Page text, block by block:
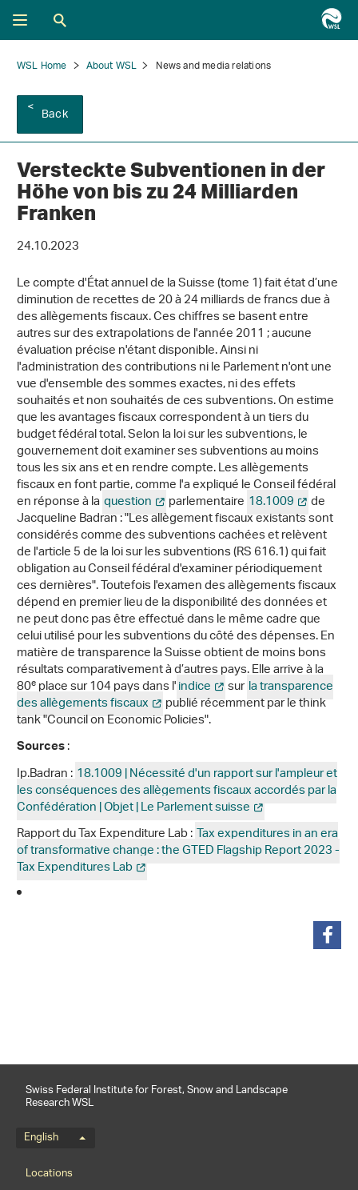
WSL Home About WSL News and media relations
Back
Versteckte Subventionen in der
Höhe von bis zu 24 Milliarden
Franken
24.10.2023
Le compte d'État annuel de la Suisse (tome 1) fait état d’une
diminution de recettes de 20 à 24 milliards de francs due à
des allègements fiscaux. Ces chiffres se basent entre
autres sur des extrapolations de l'année 2011 ; aucune
évaluation précise n'étant disponible. Ainsi ni
l'administration des contributions ni le Parlement n'ont une
vue d'ensemble des sommes exactes, ni des effets
souhaités et non souhaités de ces subventions. On estime
que les avantages fiscaux correspondent à un tiers du
budget fédéral total. Selon la loi sur les subventions, le
gouvernement doit examiner ses subventions au moins
tous les six ans et en rendre compte. Les allègements
fiscaux en font partie, comme l'a expliqué le Conseil fédéral
en réponse à laquestion parlementaire 18.1009 de
Jacqueline Badran : "Les allègement fiscaux existants sont
considérés comme des subventions cachées et relèvent
de l'article 5 de la loi sur les subventions (RS 616.1) qui fait
obligation au Conseil fédéral d'examiner périodiquement
ces dernières". Toutefois l'examen des allègements fiscaux
dépend en premier lieu de la disponibilité des données et
ne peut donc pas être effectué dans le même cadre que
celui utilisé pour les subventions du côté des dépenses. En
matière de transparence la Suisse obtient de moins bons
résultats comparativement à d’autres pays. Elle arrive à la
80eplace sur 104 pays dans l'indice surla transparence
des allègements fiscaux publié récemment par le think
tank "Council on Economic Policies".
Sources:
Ip.Badran :18.1009 | Nécessité d'un rapport sur l'ampleur et
les conséquences des allègements fiscaux accordés par la
Confédération | Objet | Le Parlement suisse
Rapport du Tax Expenditure Lab :Tax expenditures in an era
of transformative change : the GTED Flagship Report 2023 -
Tax Expenditures Lab
Swiss Federal Institute for Forest, Snow and Landscape
Research WSL
Language menu
English
Footernavigation
Locations